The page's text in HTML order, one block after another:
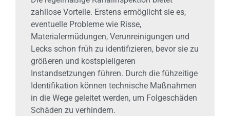
zahllose Vorteile. Erstens ermöglicht sie es,
eventuelle Probleme wie Risse,
Materialermüdungen, Verunreinigungen und
Lecks schon früh zu identifizieren, bevor sie zu
größeren und kostspieligeren
Instandsetzungen führen. Durch die fühzeitige
Identifikation können technische Maßnahmen
in die Wege geleitet werden, um Folgeschäden
Schäden zu verhindern.